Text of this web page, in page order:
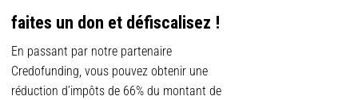
faites un don et défiscalisez !
En passant par notre partenaire
Credofunding, vous pouvez obtenir une
réduction d’impôts de 66% du montant de